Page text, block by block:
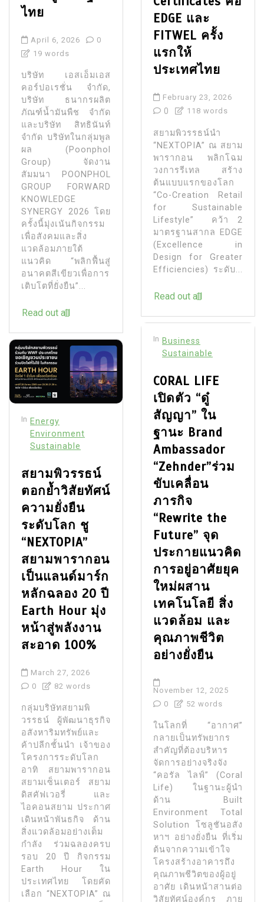
ไทย
April 6, 2026
0
19 words
บริษัท เอสเอ็มเอส
คอร์ปอเรชั่น จำกัด,
บริษัท ธนากรผลิต
ภัณฑ์นํ้ามันพืช จำกัด
และบริษัท สิทธินันท์
จำกัด บริษัทในกลุ่มพูล
ผล (Poonphol
Group) จัดงาน
สัมมนา POONPHOL
GROUP FORWARD
KNOWLEDGE
SYNERGY 2026 โดย
ครั้งนี้มุ่งเน้นกิจกรรม
เพื่อสังคมและสิ่ง
แวดล้อมภายใต้
แนวคิด “พลิกฟื้นสู่
อนาคตสีเขียวเพื่อการ
เติบโตที่ยั่งยืน”...
Read out all
In Energy
Environment
Sustainable
สยามพิวรรธน์
ตอกย้ำวิสัยทัศน์
ความยั่งยืน
ระดับโลก ชู
“NEXTOPIA”
สยามพารากอน
เป็นแลนด์มาร์ก
หลักฉลอง 20 ปี
Earth Hour มุ่ง
หน้าสู่พลังงาน
สะอาด 100%
March 27, 2026
0
82 words
กลุ่มบริษัทสยามพิ
วรรธน์ ผู้พัฒนาธุรกิจ
อสังหาริมทรัพย์และ
ค้าปลีกชั้นนำ เจ้าของ
โครงการระดับโลก
อาทิ สยามพารากอน
สยามเซ็นเตอร์ สยาม
ดิสคัฟเวอรี่ และ
ไอคอนสยาม ประกาศ
เดินหน้าพันธกิจ ด้าน
สิ่งแวดล้อมอย่างเต็ม
กำลัง ร่วมฉลองครบ
รอบ 20 ปี กิจกรรม
Earth Hour ใน
ประเทศไทย โดยคัด
เลือก “NEXTOPIA” ณ
EDGE และ
FITWEL ครั้ง
แรกให้
ประเทศไทย
February 23, 2026
0 118 words
สยามพิวรรธน์นำ
“NEXTOPIA” ณ สยาม
พารากอน พลิกโฉม
วงการรีเทล สร้าง
ต้นแบบแรกของโลก
“Co-Creation Retail
for Sustainable
Lifestyle” คว้า 2
มาตรฐานสากล EDGE
(Excellence in
Design for Greater
Efficiencies) ระดับ...
Read out all
In Business
Sustainable
CORAL LIFE
เปิดตัว “ดู๋
สัญญา” ใน
ฐานะ Brand
Ambassador
“Zehnder”ร่วม
ขับเคลื่อน
ภารกิจ
“Rewrite the
Future” จุด
ประกายแนวคิด
การอยู่อาศัยยุค
ใหม่ผสาน
เทคโนโลยี สิ่ง
แวดล้อม และ
คุณภาพชีวิต
อย่างยั่งยืน
November 12, 2025
0
52 words
ในโลกที่ “อากาศ”
กลายเป็นทรัพยากร
สำคัญที่ต้องบริหาร
จัดการอย่างจริงจัง
“คอรัล ไลฟ์” (Coral
Life) ในฐานะผู้นำ
ด้าน Built
Environment Total
Solution โซลูชันอสัง
หาฯ อย่างยั่งยืน ที่เริ่ม
ต้นจากความเข้าใจ
โครงสร้างอาคารถึง
คุณภาพชีวิตของผู้อยู่
อาศัย เดินหน้าสานต่อ
วิสัยทัศน์องค์กร ภาย